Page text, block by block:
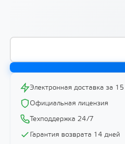
Электронная доставка за
Официальная лицензия
Техподдержка 24/7
Гарантия возврата 14 дней